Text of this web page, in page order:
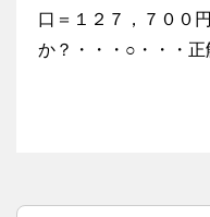
口＝１２７，７００
か？・・・○・・・正